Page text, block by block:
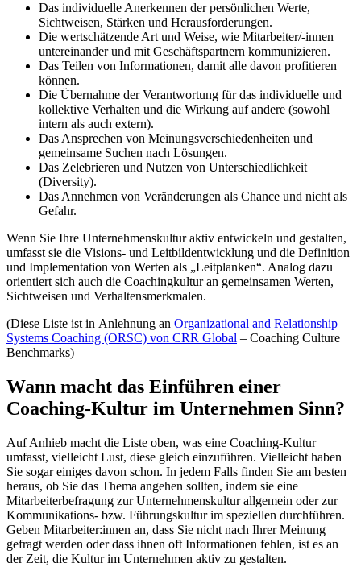
Das individuelle Anerkennen der persönlichen Werte,
Sichtweisen, Stärken und Herausforderungen.
Die wertschätzende Art und Weise, wie Mitarbeiter/-innen
untereinander und mit Geschäftspartnern kommunizieren.
Das Teilen von Informationen, damit alle davon profitieren
können.
Die Übernahme der Verantwortung für das individuelle und
kollektive Verhalten und die Wirkung auf andere (sowohl
intern als auch extern).
Das Ansprechen von Meinungsverschiedenheiten und
gemeinsame Suchen nach Lösungen.
Das Zelebrieren und Nutzen von Unterschiedlichkeit
(Diversity).
Das Annehmen von Veränderungen als Chance und nicht als
Gefahr.
Wenn Sie Ihre Unternehmenskultur aktiv entwickeln und gestalten,
umfasst sie die Visions- und Leitbildentwicklung und die Definition
und Implementation von Werten als „Leitplanken“. Analog dazu
orientiert sich auch die Coachingkultur an gemeinsamen Werten,
Sichtweisen und Verhaltensmerkmalen.
(Diese Liste ist in Anlehnung an Organizational and Relationship
Systems Coaching (ORSC) von CRR Global – Coaching Culture
Benchmarks)
Wann macht das Einführen einer
Coaching-Kultur im Unternehmen Sinn?
Auf Anhieb macht die Liste oben, was eine Coaching-Kultur
umfasst, vielleicht Lust, diese gleich einzuführen. Vielleicht haben
Sie sogar einiges davon schon. In jedem Falls finden Sie am besten
heraus, ob Sie das Thema angehen sollten, indem sie eine
Mitarbeiterbefragung zur Unternehmenskultur allgemein oder zur
Kommunikations- bzw. Führungskultur im speziellen durchführen.
Geben Mitarbeiter:innen an, dass Sie nicht nach Ihrer Meinung
gefragt werden oder dass ihnen oft Informationen fehlen, ist es an
der Zeit, die Kultur im Unternehmen aktiv zu gestalten.